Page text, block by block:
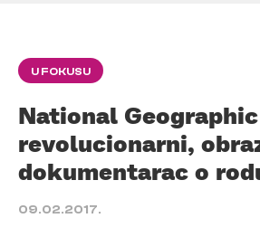
U FOKUSU
National
revolucionarni,
dokumentarac o
09.02.2017.